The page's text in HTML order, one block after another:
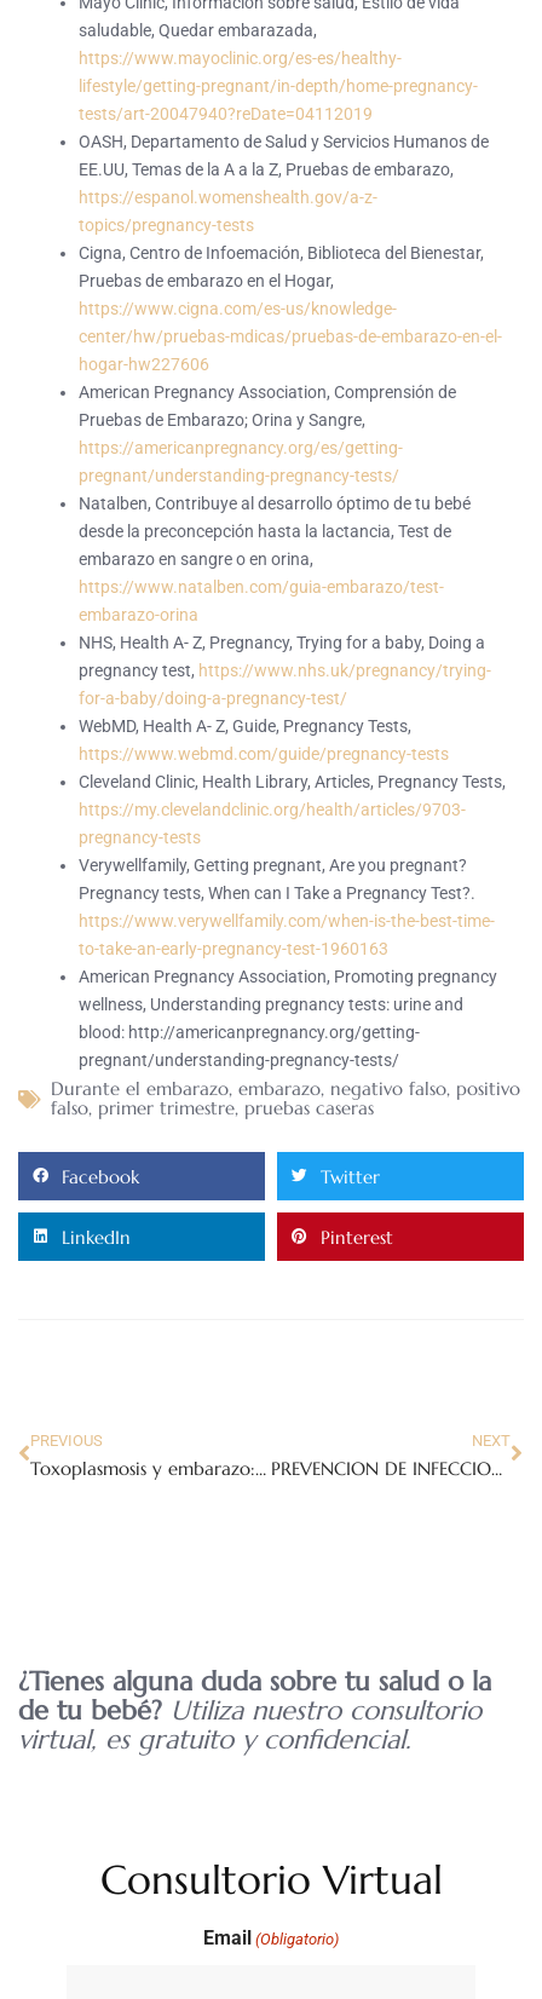
saludable, Quedar embarazada,
https://www.mayoclinic.org/es-es/healthy-
lifestyle/getting-pregnant/in-depth/home-pregnancy-
tests/art-20047940?reDate=04112019
OASH, Departamento de Salud y Servicios Humanos de
EE.UU, Temas de la A a la Z, Pruebas de embarazo,
https://espanol.womenshealth.gov/a-z-
topics/pregnancy-tests
Cigna, Centro de Infoemación, Biblioteca del Bienestar,
Pruebas de embarazo en el Hogar,
https://www.cigna.com/es-us/knowledge-
center/hw/pruebas-mdicas/pruebas-de-embarazo-en-el-
hogar-hw227606
American Pregnancy Association, Comprensión de
Pruebas de Embarazo; Orina y Sangre,
https://americanpregnancy.org/es/getting-
pregnant/understanding-pregnancy-tests/
Natalben, Contribuye al desarrollo óptimo de tu bebé
desde la preconcepción hasta la lactancia, Test de
embarazo en sangre o en orina,
https://www.natalben.com/guia-embarazo/test-
embarazo-orina
NHS, Health A- Z, Pregnancy, Trying for a baby, Doing a
pregnancy test, https://www.nhs.uk/pregnancy/trying-
for-a-baby/doing-a-pregnancy-test/
WebMD, Health A- Z, Guide, Pregnancy Tests,
https://www.webmd.com/guide/pregnancy-tests
Cleveland Clinic, Health Library, Articles, Pregnancy Tests,
https://my.clevelandclinic.org/health/articles/9703-
pregnancy-tests
Verywellfamily, Getting pregnant, Are you pregnant?
Pregnancy tests, When can I Take a Pregnancy Test?.
https://www.verywellfamily.com/when-is-the-best-time-
to-take-an-early-pregnancy-test-1960163
American Pregnancy Association, Promoting pregnancy
wellness, Understanding pregnancy tests: urine and
blood: http://americanpregnancy.org/getting-
pregnant/understanding-pregnancy-tests/
Durante el embarazo, embarazo, negativo falso, positivo
falso, primer trimestre, pruebas caseras
Facebook Twitter
LinkedIn Pinterest
PREVIOUS
Toxoplasmosis y embarazo: síntomas, riesgos y prevención
NEXT
PREVENCION DE INFECCIONES DURANTE EL EMBARAZO
¿Tienes alguna duda sobre tu salud o la
de tu bebé? Utiliza nuestro consultorio
virtual, es gratuito y confidencial.
Consultorio Virtual
Email (Obligatorio)